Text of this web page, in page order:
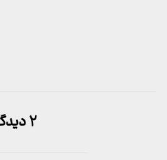
۲ دیدگاه